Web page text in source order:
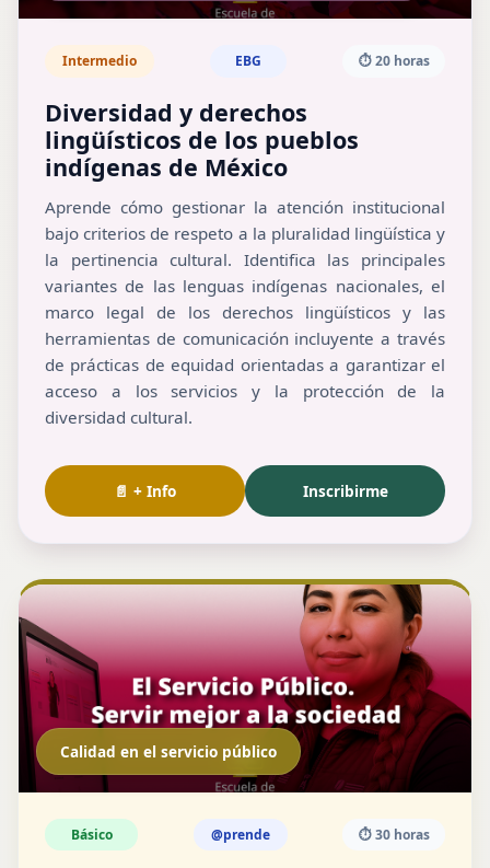
Intermedio EBG ⏱️ 20 horas
Diversidad y derechos
lingüísticos de los pueblos
indígenas de México
Aprende cómo gestionar la atención institucional
bajo criterios de respeto a la pluralidad lingüística y
la pertinencia cultural. Identifica las principales
variantes de las lenguas indígenas nacionales, el
marco legal de los derechos lingüísticos y las
herramientas de comunicación incluyente a través
de prácticas de equidad orientadas a garantizar el
acceso a los servicios y la protección de la
diversidad cultural.
📄 + Info Inscribirme
Calidad en el servicio público
Básico @prende ⏱️ 30 horas